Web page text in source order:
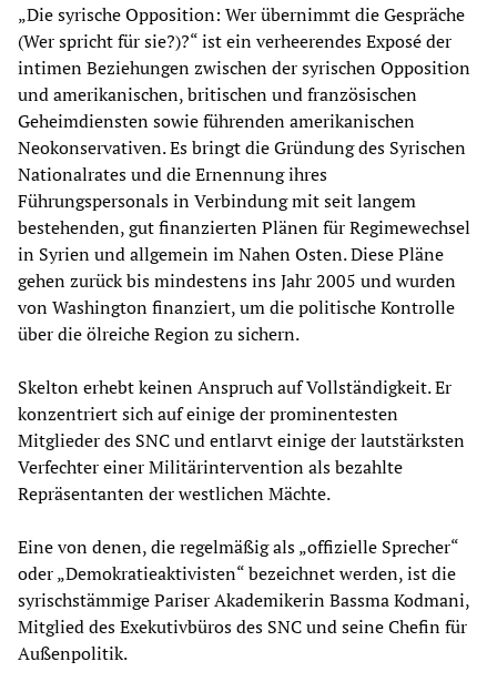
„Die syrische Opposition: Wer übernimmt die Gespräche
(Wer spricht für sie?)?“ ist ein verheerendes Exposé der
intimen Beziehungen zwischen der syrischen Opposition
und amerikanischen, britischen und französischen
Geheimdiensten sowie führenden amerikanischen
Neokonservativen. Es bringt die Gründung des Syrischen
Nationalrates und die Ernennung ihres
Führungspersonals in Verbindung mit seit langem
bestehenden, gut finanzierten Plänen für Regimewechsel
in Syrien und allgemein im Nahen Osten. Diese Pläne
gehen zurück bis mindestens ins Jahr 2005 und wurden
von Washington finanziert, um die politische Kontrolle
über die ölreiche Region zu sichern.
Skelton erhebt keinen Anspruch auf Vollständigkeit. Er
konzentriert sich auf einige der prominentesten
Mitglieder des SNC und entlarvt einige der lautstärksten
Verfechter einer Militärintervention als bezahlte
Repräsentanten der westlichen Mächte.
Eine von denen, die regelmäßig als „offizielle Sprecher“
oder „Demokratieaktivisten“ bezeichnet werden, ist die
syrischstämmige Pariser Akademikerin Bassma Kodmani,
Mitglied des Exekutivbüros des SNC und seine Chefin für
Außenpolitik.